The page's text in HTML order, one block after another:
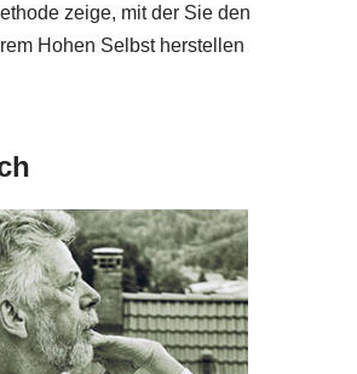
zeige, mit der Sie den
Hohen Selbst herstellen